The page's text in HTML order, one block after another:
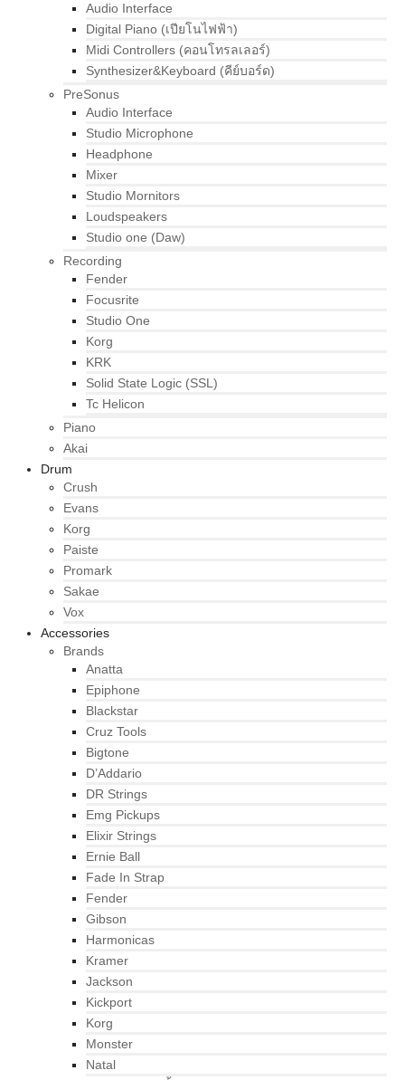
Audio Interface
Digital Piano (เปียโนไฟฟ้า)
Midi Controllers (คอนโทรลเลอร์)
Synthesizer&Keyboard (คีย์บอร์ด)
PreSonus
Audio Interface
Studio Microphone
Headphone
Mixer
Studio Mornitors
Loudspeakers
Studio one (Daw)
Recording
Fender
Focusrite
Studio One
Korg
KRK
Solid State Logic (SSL)
Tc Helicon
Piano
Akai
Drum
Crush
Evans
Korg
Paiste
Promark
Sakae
Vox
Accessories
Brands
Anatta
Epiphone
Blackstar
Cruz Tools
Bigtone
D’Addario
DR Strings
Emg Pickups
Elixir Strings
Ernie Ball
Fade In Strap
Fender
Gibson
Harmonicas
Kramer
Jackson
Kickport
Korg
Monster
Natal